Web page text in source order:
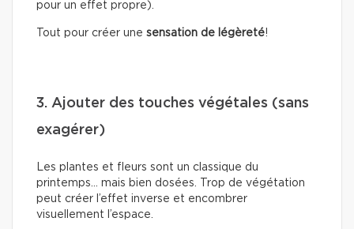
pour un effet propre).
Tout pour créer une sensation de légèreté!
3. Ajouter des touches végétales (sans
exagérer)
Les plantes et fleurs sont un classique du
printemps… mais bien dosées. Trop de végétation
peut créer l’effet inverse et encombrer
visuellement l’espace.